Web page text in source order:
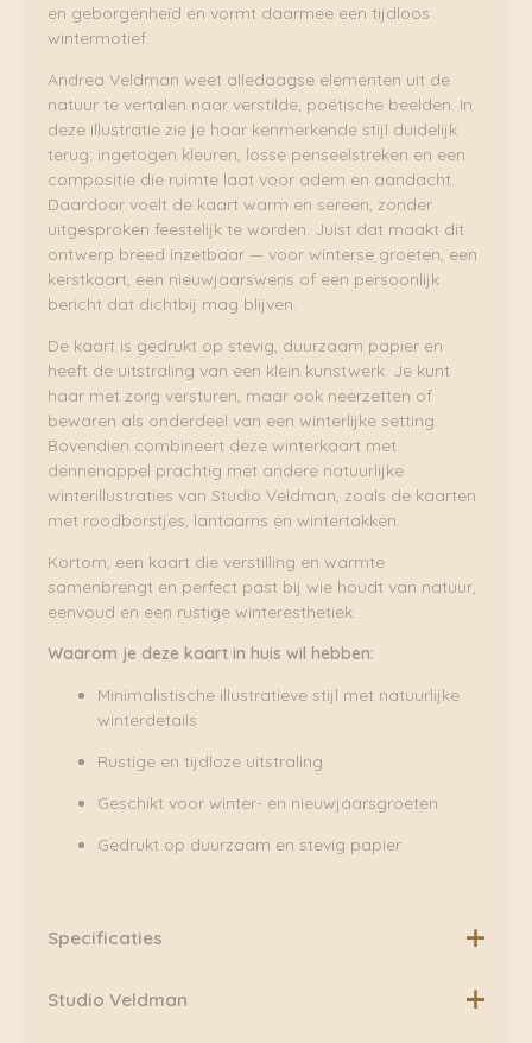
en geborgenheid en vormt daarmee een tijdloos
wintermotief.
Andrea Veldman weet alledaagse elementen uit de
natuur te vertalen naar verstilde, poëtische beelden. In
deze illustratie zie je haar kenmerkende stijl duidelijk
terug: ingetogen kleuren, losse penseelstreken en een
compositie die ruimte laat voor adem en aandacht.
Daardoor voelt de kaart warm en sereen, zonder
uitgesproken feestelijk te worden. Juist dat maakt dit
ontwerp breed inzetbaar — voor winterse groeten, een
kerstkaart, een nieuwjaarswens of een persoonlijk
bericht dat dichtbij mag blijven.
De kaart is gedrukt op stevig, duurzaam papier en
heeft de uitstraling van een klein kunstwerk. Je kunt
haar met zorg versturen, maar ook neerzetten of
bewaren als onderdeel van een winterlijke setting.
Bovendien combineert deze winterkaart met
dennenappel prachtig met andere natuurlijke
winterillustraties van Studio Veldman, zoals de kaarten
met roodborstjes, lantaarns en wintertakken.
Kortom, een kaart die verstilling en warmte
samenbrengt en perfect past bij wie houdt van natuur,
eenvoud en een rustige winteresthetiek.
Waarom je deze kaart in huis wil hebben:
Minimalistische illustratieve stijl met natuurlijke
winterdetails
Rustige en tijdloze uitstraling
Geschikt voor winter- en nieuwjaarsgroeten
Gedrukt op duurzaam en stevig papier
Specificaties
Postkaart gedrukt op 350 grams gerecycled en 100%
Studio Veldman